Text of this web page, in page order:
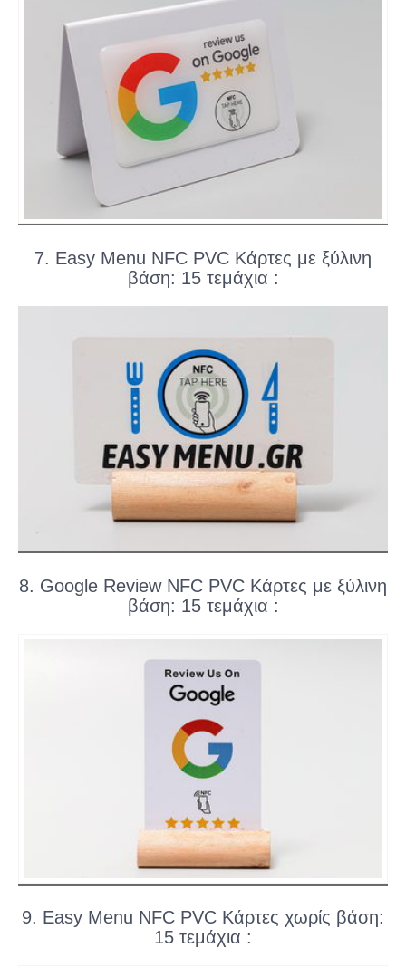
7. Easy Menu NFC PVC Κάρτες με ξύλινη
βάση: 15 τεμάχια :
8. Google Review NFC PVC Κάρτες με ξύλινη
βάση: 15 τεμάχια :
9. Easy Menu NFC PVC Κάρτες χωρίς βάση:
15 τεμάχια :